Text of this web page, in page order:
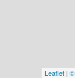
Leaflet | ©